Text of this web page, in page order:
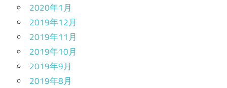
2020年1月
2019年12月
2019年11月
2019年10月
2019年9月
2019年8月